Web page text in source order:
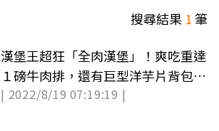
搜尋結果 1筆
漢堡王超狂「全肉漢堡」！爽吃重達
１磅牛肉排，還有巨型洋芋片背包免
費拿
| 2022/8/19 07:19:19 |